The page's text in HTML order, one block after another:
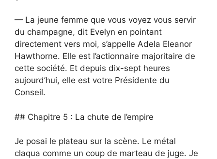
— La jeune femme que vous voyez vous servir
du champagne, dit Evelyn en pointant
directement vers moi, s’appelle Adela Eleanor
Hawthorne. Elle est l’actionnaire majoritaire de
cette société. Et depuis dix-sept heures
aujourd’hui, elle est votre Présidente du
Conseil.
## Chapitre 5 : La chute de l’empire
Je posai le plateau sur la scène. Le métal
claqua comme un coup de marteau de juge. Je